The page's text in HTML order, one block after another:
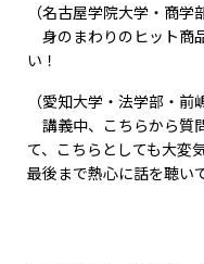
（名古屋学院大学・商学
身のまわりのヒット商
い！
（愛知大学・法学部・前
講義中、こちらから質
て、こちらとしても大変
最後まで熱心に話を聴い